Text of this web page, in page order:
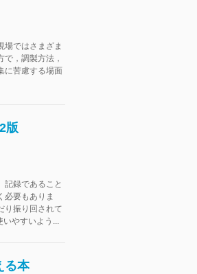
場ではさまざま
，調製方法，
に苦慮する場面
版
記録であること
必要もありま
り振り回されて
いやすいよう...
る本